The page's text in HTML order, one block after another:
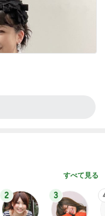
すべて見る
2 3